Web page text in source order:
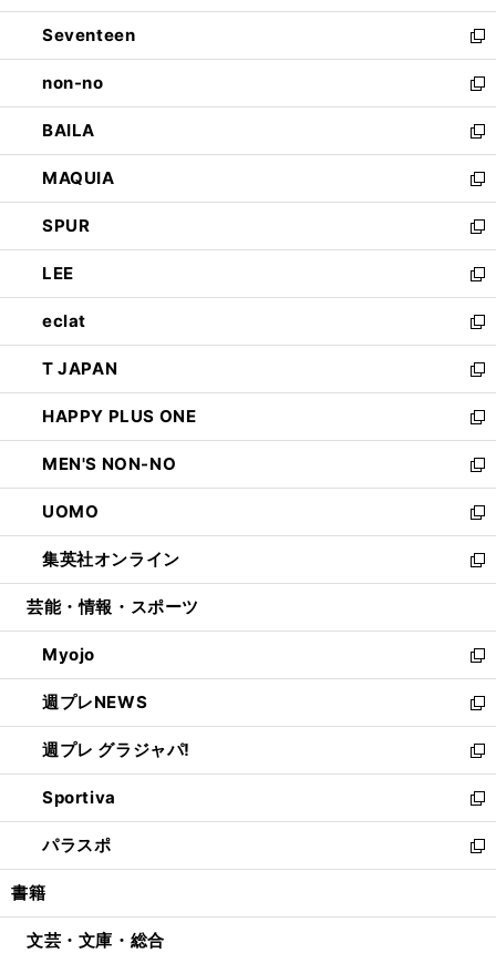
開
く
ウ
で
開
く
ン
ド
ウ
で
開
く
Seventeen
新
し
い
ウ
ィ
ン
ド
ウ
で
開
く
non-no
新
し
い
ウ
ィ
ン
ド
ウ
で
開
く
BAILA
新
し
い
ウ
ィ
ン
ド
ウ
で
開
く
MAQUIA
新
し
い
ウ
ィ
ン
ド
ウ
で
開
く
SPUR
新
し
い
ウ
ィ
ン
ド
ウ
で
開
く
LEE
新
し
い
ウ
ィ
ン
ド
ウ
で
開
く
eclat
新
し
い
ウ
ィ
ン
ド
ウ
で
開
く
T JAPAN
新
し
い
ウ
ィ
ン
ド
ウ
で
開
HAPPY PLUS ONE
新
し
い
ウ
ィ
ン
ド
ウ
開
く
MEN'S NON-NO
新
し
い
ウ
ィ
ン
ウ
で
開
く
UOMO
新
し
い
ウ
ン
ド
ウ
で
開
く
集英社オンライン
新
し
ウ
ィ
ン
ド
ウ
で
開
く
芸能・情報・スポーツ
Myojo
新
し
い
ウ
ィ
ン
ド
ウ
で
開
週プレNEWS
新
し
い
ウ
ィ
ン
ド
ウ
開
週プレ グラジャパ!
新
し
い
ウ
ィ
ン
ウ
Sportiva
新
し
い
ウ
ン
パラスポ
新
し
ウ
書籍
文芸・文庫・総合